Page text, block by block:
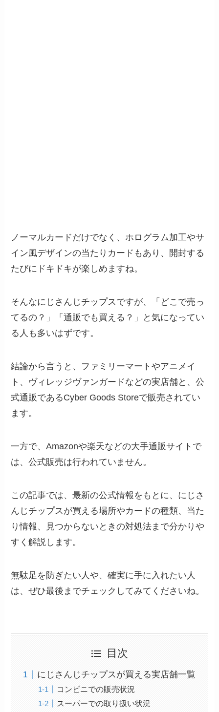
ノーマルカードだけでなく、ホログラム加工やサ
イン風デザインの当たりカードもあり、開封する
たびにドキドキが楽しめますね。
そんなにじさんじチップスですが、「どこで売っ
てるの？」「通販でも買える？」と気になってい
る人も多いはずです。
結論から言うと、ファミリーマートやアニメイ
ト、ヴィレッジヴァンガードなどの実店舗と、公
式通販であるCyber Goods Storeで販売されてい
ます。
一方で、Amazonや楽天などの大手通販サイトで
は、公式販売は行われていません。
この記事では、最新の公式情報をもとに、にじさ
んじチップスが買える場所やカードの種類、当た
り情報、見つからないときの対処法まで分かりや
すく解説します。
無駄足を防ぎたい人や、確実に手に入れたい人
は、ぜひ最後までチェックしてみてくださいね。
目次
にじさんじチップスが買える実店舗一覧
コンビニでの販売状況
スーパーでの取り扱い状況